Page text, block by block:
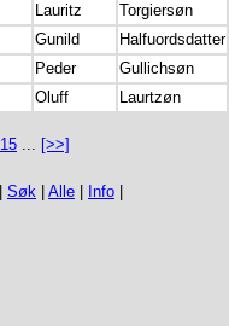
Lauritz
Torgiersøn
Gunild
Halfuordsdatter
Peder
Gullichsøn
Oluff Laurtzøn
15 ... [>>]
Søk Alle Info